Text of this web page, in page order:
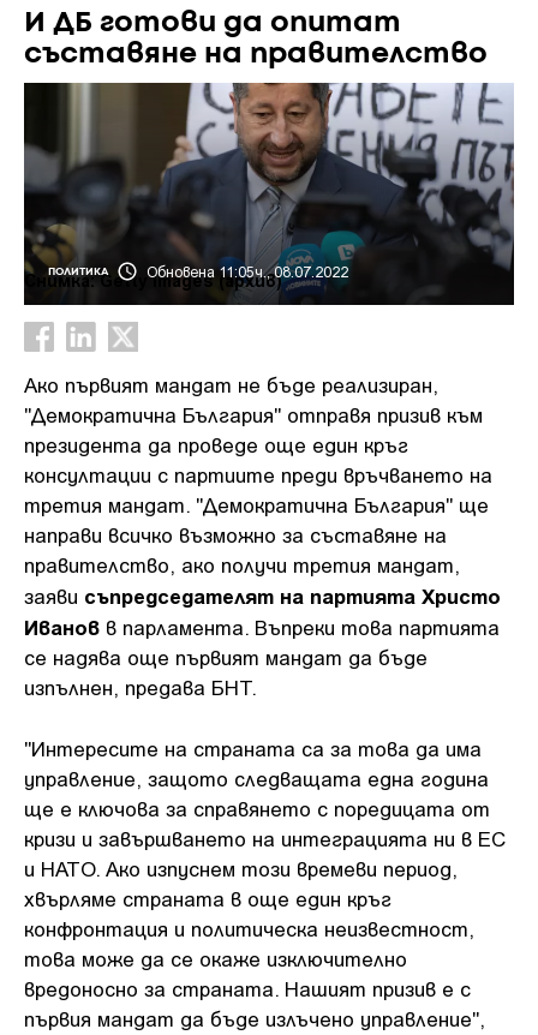
И ДБ готови да опитат
съставяне на правителство
ПОЛИТИКА Обновена 11:05ч., 08.07.2022
Снимка: Getty Images (архив)
Ако първият мандат не бъде реализиран,
"Демократична България" отправя призив към
президента да проведе още един кръг
консултации с партиите преди връчването на
третия мандат. "Демократична България" ще
направи всичко възможно за съставяне на
правителство, ако получи третия мандат,
заяви съпредседателят на партията Христо
Иванов в парламента. Въпреки това партията
се надява още първият мандат да бъде
изпълнен, предава БНТ.
"Интересите на страната са за това да има
управление, защото следващата една година
ще е ключова за справянето с поредицата от
кризи и завършването на интеграцията ни в ЕС
и НАТО. Ако изпуснем този времеви период,
хвърляме страната в още един кръг
конфронтация и политическа неизвестност,
това може да се окаже изключително
вредоносно за страната. Нашият призив е с
първия мандат да бъде излъчено управление",